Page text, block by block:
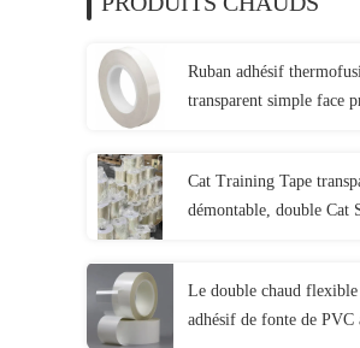
Ruban adhésif
transparent simple face
Cat Training Tape
démontable, double Cat
Le double chaud flexible
adhésif de fonte de PVC